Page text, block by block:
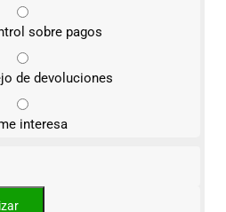
sobre pagos
de devoluciones
interesa